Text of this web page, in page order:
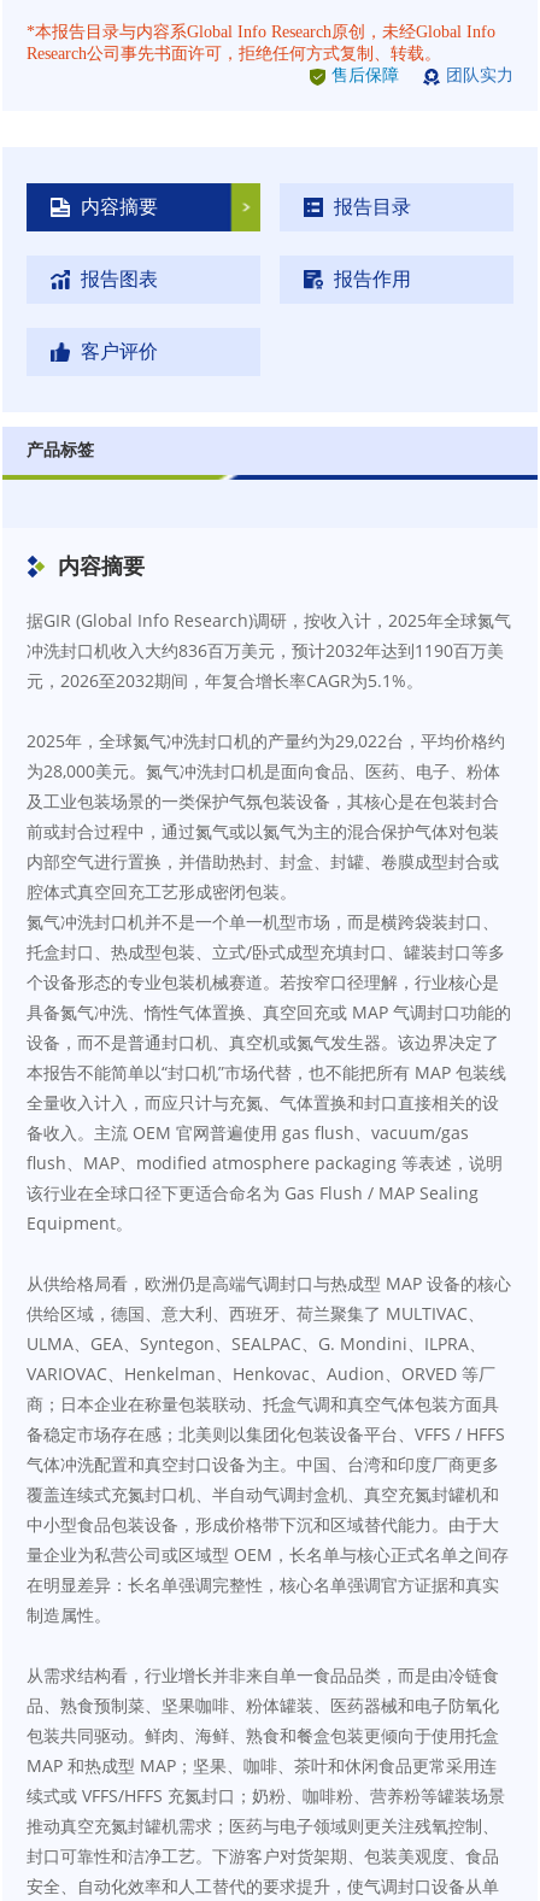
*本报告目录与内容系Global Info Research原创，未经Global Info
Research公司事先书面许可，拒绝任何方式复制、转载。
售后保障
团队实力
内容摘要 报告目录
报告图表 报告作用
客户评价
产品标签
内容摘要
据GIR (Global Info Research)调研，按收入计，2025年全球氮气
冲洗封口机收入大约836百万美元，预计2032年达到1190百万美
元，2026至2032期间，年复合增长率CAGR为5.1%。
2025年，全球氮气冲洗封口机的产量约为29,022台，平均价格约
为28,000美元。氮气冲洗封口机是面向食品、医药、电子、粉体
及工业包装场景的一类保护气氛包装设备，其核心是在包装封合
前或封合过程中，通过氮气或以氮气为主的混合保护气体对包装
内部空气进行置换，并借助热封、封盒、封罐、卷膜成型封合或
腔体式真空回充工艺形成密闭包装。
氮气冲洗封口机并不是一个单一机型市场，而是横跨袋装封口、
托盒封口、热成型包装、立式/卧式成型充填封口、罐装封口等多
个设备形态的专业包装机械赛道。若按窄口径理解，行业核心是
具备氮气冲洗、惰性气体置换、真空回充或 MAP 气调封口功能的
设备，而不是普通封口机、真空机或氮气发生器。该边界决定了
本报告不能简单以“封口机”市场代替，也不能把所有 MAP 包装线
全量收入计入，而应只计与充氮、气体置换和封口直接相关的设
备收入。主流 OEM 官网普遍使用 gas flush、vacuum/gas
flush、MAP、modified atmosphere packaging 等表述，说明
该行业在全球口径下更适合命名为 Gas Flush / MAP Sealing
Equipment。
从供给格局看，欧洲仍是高端气调封口与热成型 MAP 设备的核心
供给区域，德国、意大利、西班牙、荷兰聚集了 MULTIVAC、
ULMA、GEA、Syntegon、SEALPAC、G. Mondini、ILPRA、
VARIOVAC、Henkelman、Henkovac、Audion、ORVED 等厂
商；日本企业在称量包装联动、托盒气调和真空气体包装方面具
备稳定市场存在感；北美则以集团化包装设备平台、VFFS / HFFS
气体冲洗配置和真空封口设备为主。中国、台湾和印度厂商更多
覆盖连续式充氮封口机、半自动气调封盒机、真空充氮封罐机和
中小型食品包装设备，形成价格带下沉和区域替代能力。由于大
量企业为私营公司或区域型 OEM，长名单与核心正式名单之间存
在明显差异：长名单强调完整性，核心名单强调官方证据和真实
制造属性。
从需求结构看，行业增长并非来自单一食品品类，而是由冷链食
品、熟食预制菜、坚果咖啡、粉体罐装、医药器械和电子防氧化
包装共同驱动。鲜肉、海鲜、熟食和餐盒包装更倾向于使用托盒
MAP 和热成型 MAP；坚果、咖啡、茶叶和休闲食品更常采用连
续式或 VFFS/HFFS 充氮封口；奶粉、咖啡粉、营养粉等罐装场景
推动真空充氮封罐机需求；医药与电子领域则更关注残氧控制、
封口可靠性和洁净工艺。下游客户对货架期、包装美观度、食品
安全、自动化效率和人工替代的要求提升，使气调封口设备从单